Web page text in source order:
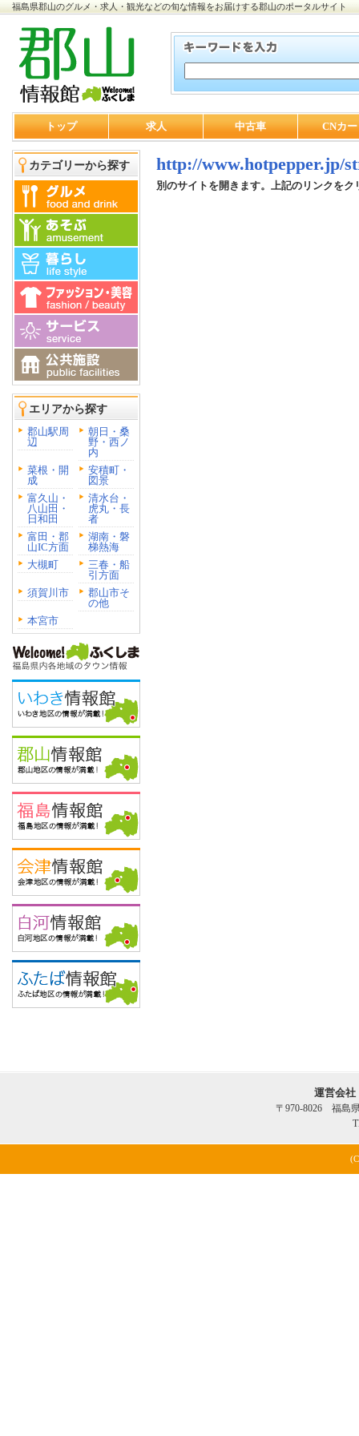
福島県郡山のグルメ・求人・観光などの旬な情報をお届けする郡山のポータルサイト
トップ 求人 中古車 CNカ
カテゴリーから探す
エリアから探す
郡山駅周
辺
朝日・桑
野・西ノ
内
菜根・開
成
安積町・
図景
富久山・
八山田・
日和田
清水台・
虎丸・長
者
富田・郡
山IC方面
湖南・磐
梯熱海
大槻町
三春・船
引方面
須賀川市
郡山市そ
の他
本宮市
http://www.hotpepper.jp/
別のサイトを開きます。上記のリンクをク
運営会
〒970-8026 福島